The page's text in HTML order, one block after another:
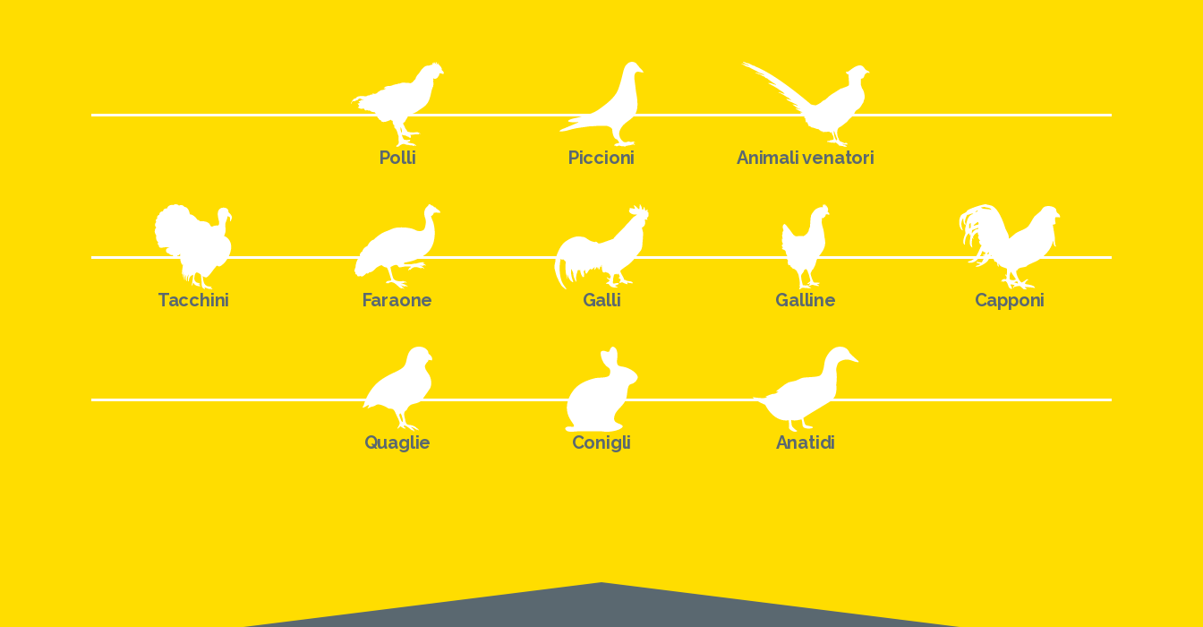
Polli Piccioni Animali venatori
Tacchini Faraone Galli Galline Capponi
Quaglie Conigli Anatidi